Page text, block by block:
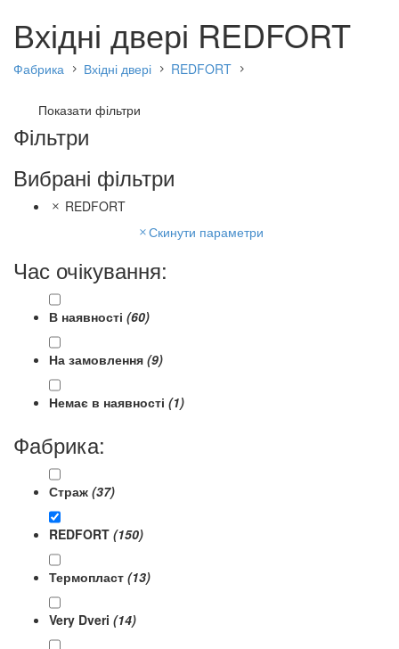
Вхідні двері REDFORT
Фабрика Вхідні двері REDFORT
Показати фільтри
Фільтри
Вибрані фільтри
REDFORT
Скинути параметри
Час очікування:
В наявності (60)
На замовлення (9)
Немає в наявності (1)
Фабрика:
Страж (37)
REDFORT (150)
Термопласт (13)
Very Dveri (14)